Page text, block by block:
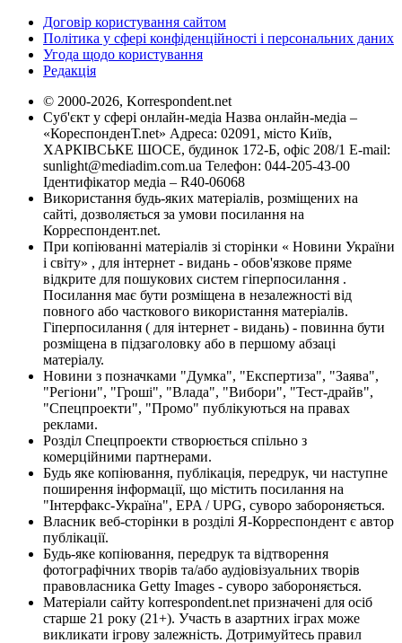
Договір користування сайтом
Політика у сфері конфіденційності і персональних даних
Угода щодо користування
Редакція
© 2000-2026, Korrespondent.net
Суб'єкт у сфері онлайн-медіа Назва онлайн-медіа –
«КореспонденТ.net» Адреса: 02091, місто Київ,
ХАРКІВСЬКЕ ШОСЕ, будинок 172-Б, офіс 208/1 E-mail:
sunlight@mediadim.com.ua Телефон: 044-205-43-00
Ідентифікатор медіа – R40-06068
Використання будь-яких матеріалів, розміщених на
сайті, дозволяється за умови посилання на
Корреспондент.net.
При копіюванні матеріалів зі сторінки « Новини України
і світу» , для інтернет - видань - обов'язкове пряме
відкрите для пошукових систем гіперпосилання .
Посилання має бути розміщена в незалежності від
повного або часткового використання матеріалів.
Гіперпосилання ( для інтернет - видань) - повинна бути
розміщена в підзаголовку або в першому абзаці
матеріалу.
Новини з позначками "Думка", "Експертиза", "Заява",
"Регіони", "Гроші", "Влада", "Вибори", "Тест-драйв",
"Спецпроекти", "Промо" публікуються на правах
реклами.
Розділ Спецпроекти створюється спільно з
комерційними партнерами.
Будь яке копіювання, публікація, передрук, чи наступне
поширення інформації, що містить посилання на
"Інтерфакс-Україна", EPA / UPG, суворо забороняється.
Власник веб-сторінки в розділі Я-Корреспондент є автор
публікації.
Будь-яке копіювання, передрук та відтворення
фотографічних творів та/або аудіовізуальних творів
правовласника Getty Images - суворо забороняється.
Матеріали сайту korrespondent.net призначені для осіб
старше 21 року (21+). Участь в азартних іграх може
викликати ігрову залежність. Дотримуйтесь правил